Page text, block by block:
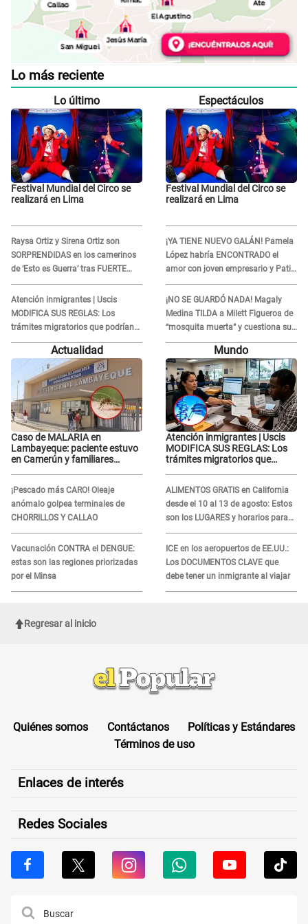
Lo más reciente
Lo último
Festival Mundial del Circo se
realizará en Lima
Raysa Ortiz y Sirena Ortiz son
SORPRENDIDAS en los camerinos
de ‘Esto es Guerra’ tras FUERTE
ENFRENTAMIENTO con Gabriel
Moisés: “Gracias”
Atención inmigrantes | Uscis
MODIFICA SUS REGLAS: Los
trámites migratorios que podrían
necesitar tu prueba de ADN
Espectáculos
Festival Mundial del Circo se
realizará en Lima
¡YA TIENE NUEVO GALÁN! Pamela
López habría ENCONTRADO el
amor con joven empresario y Pati
Lorena la ECHA en VIVO
¡NO SE GUARDÓ NADA! Magaly
Medina TILDA a Milett Figueroa de
“mosquita muerta” y cuestiona su
RECONCILIACIÓN con Marcelo
Tinelli en TV argentina
Actualidad
Caso de MALARIA en
Lambayeque: paciente estuvo
en Camerún y familiares
¡Pescado más CARO! Oleaje
anómalo golpea terminales de
CHORRILLOS Y CALLAO
Vacunación CONTRA el DENGUE:
estas son las regiones priorizadas
por el Minsa
Mundo
Atención inmigrantes | Uscis
MODIFICA SUS REGLAS: Los
trámites migratorios que
ALIMENTOS GRATIS en California
desde el 10 al 13 de agosto: Estos
son los LUGARES y horarios para
recibir la ayuda
ICE en los aeropuertos de EE.UU.:
Los DOCUMENTOS CLAVE que
debe tener un inmigrante al viajar
Regresar al inicio
Quiénes somos Contáctanos
Políticas y Estándares
Términos de uso
Enlaces de interés
Redes Sociales